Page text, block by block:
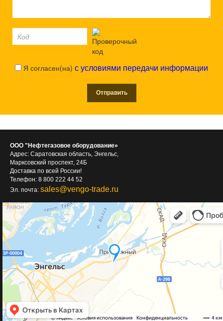
Я согласен(на) с условиями передачи информации
ООО "Нефтегазовое оборудование»
Адрес: Саратовская область, Энгельс,
Марксовский проспект, 24Б
Доставка по всей России!
Телефон: 8 800 222 44 52
Эл. почта: sales@vengo-trade.ru